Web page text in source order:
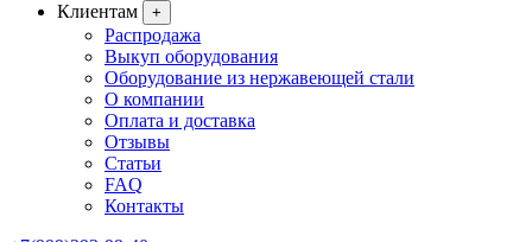
Клиентам
+
Распродажа
Выкуп оборудования
Оборудование из нержавеющей стали
О компании
Оплата и доставка
Отзывы
Статьи
FAQ
Контакты